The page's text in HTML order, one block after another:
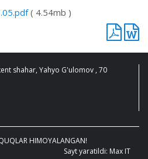
( 4.54mb )
shahar, Yahyo G'ulomov , 70
HIMOYALANGAN!
Sayt yaratildi: Max IT